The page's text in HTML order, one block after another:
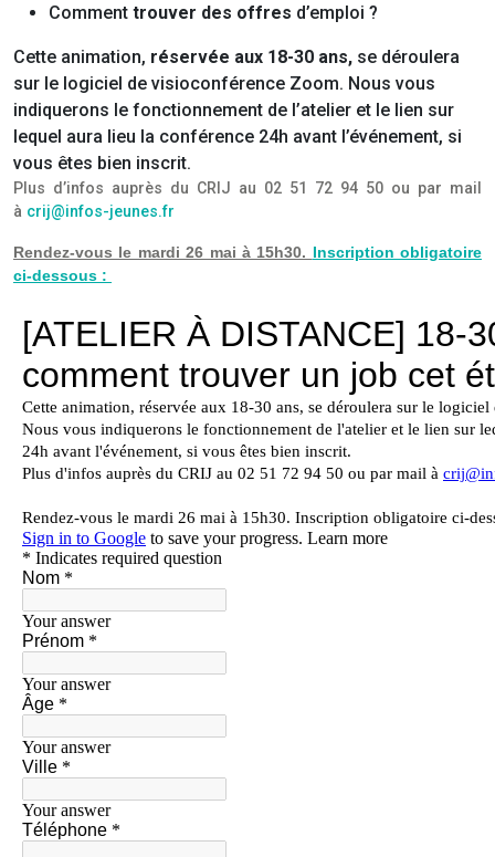
Comment trouver des offres d’emploi ?
Cette animation, réservée aux 18-30 ans, se déroulera
sur le logiciel de visioconférence Zoom. Nous vous
indiquerons le fonctionnement de l’atelier et le lien sur
lequel aura lieu la conférence 24h avant l’événement, si
vous êtes bien inscrit.
Plus d’infos auprès du CRIJ au 02 51 72 94 50 ou par mail
à crij@infos-jeunes.fr
Rendez-vous le mardi 26 mai à 15h30. Inscription obligatoire
ci-dessous :